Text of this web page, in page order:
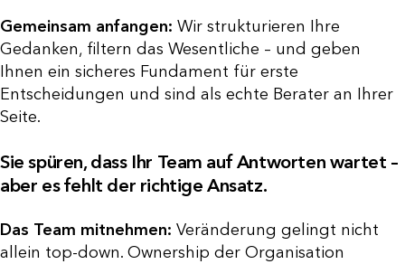
Gemeinsam anfangen: Wir strukturieren Ihre
Gedanken, filtern das Wesentliche – und geben
Ihnen ein sicheres Fundament für erste
Entscheidungen und sind als echte Berater an Ihrer
Seite.
Sie spüren, dass Ihr Team auf Antworten wartet –
aber es fehlt der richtige Ansatz.
Das Team mitnehmen: Veränderung gelingt nicht
allein top-down. Ownership der Organisation